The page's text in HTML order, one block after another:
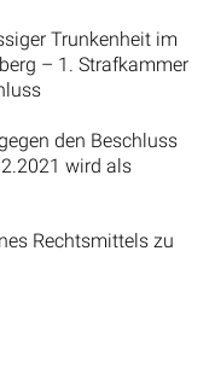
Trunkenheit im
– 1. Strafkammer
den Beschluss
wird als
Rechtsmittels zu